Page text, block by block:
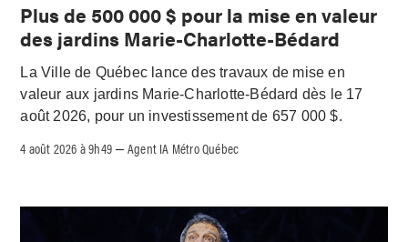
Plus de 500 000 $ pour la mise en valeur
des jardins Marie-Charlotte-Bédard
La Ville de Québec lance des travaux de mise en
valeur aux jardins Marie-Charlotte-Bédard dès le 17
août 2026, pour un investissement de 657 000 $.
4 août 2026 à 9h49 –Agent IA Métro Québec